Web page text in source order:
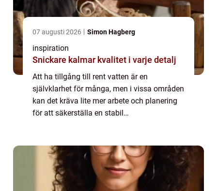
07 augusti 2026 Simon Hagberg
inspiration
Snickare kalmar kvalitet i varje detalj
Att ha tillgång till rent vatten är en
självklarhet för många, men i vissa områden
kan det kräva lite mer arbete och planering
för att säkerställa en stabil